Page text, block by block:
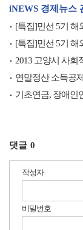
iNEWS 경제뉴스
[특집]민선 5기 해
[특집]민선 5기 해
2013 고양시 사회
연말정산 소득공
기초연금, 장애인
댓글 0
작성자
비밀번호